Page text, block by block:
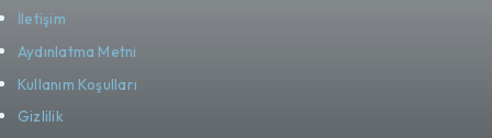
İletişim
Aydınlatma Metni
Kullanım Koşulları
Gizlilik